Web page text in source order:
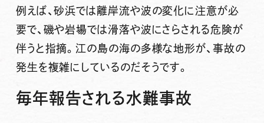
例えば、砂浜では離岸流や波の変化に注意が必
要で、磯や岩場では滑落や波にさらされる危険が
伴うと指摘。江の島の海の多様な地形が、事故の
発生を複雑にしているのだそうです。
毎年報告される水難事故